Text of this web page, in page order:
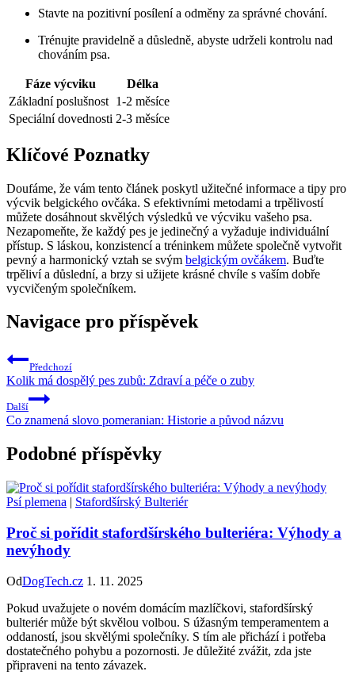
Stavte na pozitivní posílení a odměny za správné chování.
Trénujte pravidelně a důsledně, abyste udrželi kontrolu nad
chováním psa.
Fáze výcviku
Délka
Základní poslušnost 1-2 měsíce
Speciální dovednosti 2-3 měsíce
Klíčové Poznatky
Doufáme, že vám tento článek poskytl užitečné informace a tipy pro
výcvik belgického ovčáka. S efektivními metodami a trpělivostí
můžete dosáhnout skvělých výsledků ve výcviku vašeho psa.
Nezapomeňte, že každý pes je jedinečný a vyžaduje individuální
přístup. S láskou, konzistencí a tréninkem můžete společně vytvořit
pevný a harmonický vztah se svým belgickým ovčákem. Buďte
trpěliví a důslední, a brzy si užijete krásné chvíle s vaším dobře
vycvičeným společníkem.
Navigace pro příspěvek
Předchozí
Kolik má dospělý pes zubů: Zdraví a péče o zuby
Další
Co znamená slovo pomeranian: Historie a původ názvu
Podobné příspěvky
Psí plemena | Stafordšírský Bulteriér
Proč si pořídit stafordšírského bulteriéra: Výhody a
nevýhody
OdDogTech.cz 1. 11. 2025
Pokud uvažujete o novém domácím mazlíčkovi, stafordšírský
bulteriér může být skvělou volbou. S úžasným temperamentem a
oddaností, jsou skvělými společníky. S tím ale přichází i potřeba
dostatečného pohybu a pozornosti. Je důležité zvážit, zda jste
připraveni na tento závazek.